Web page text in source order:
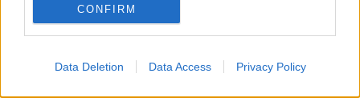
CONFIRM
Data Deletion Data Access Privacy Policy
Rivincita Doni prima dell'addio